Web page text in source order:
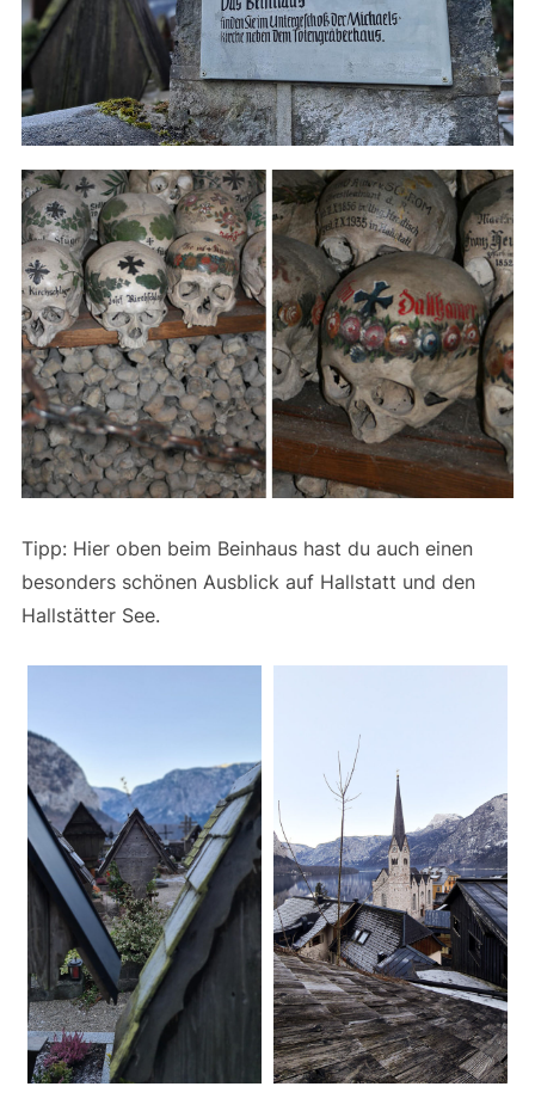
Tipp: Hier oben beim Beinhaus hast du auch einen
besonders schönen Ausblick auf Hallstatt und den
Hallstätter See.